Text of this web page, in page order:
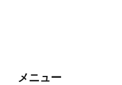
メニュー